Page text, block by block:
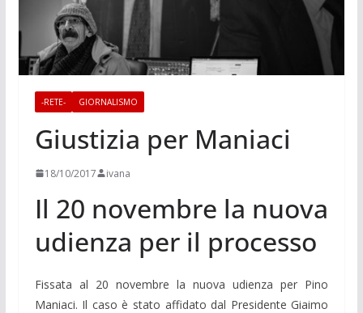
-RETE- GIORNALISMO
Giustizia per Maniaci
18/10/2017 ivana
Il 20 novembre la nuova
udienza per il processo
Fissata al 20 novembre la nuova udienza per Pino
Maniaci. Il caso è stato affidato dal Presidente Giaimo